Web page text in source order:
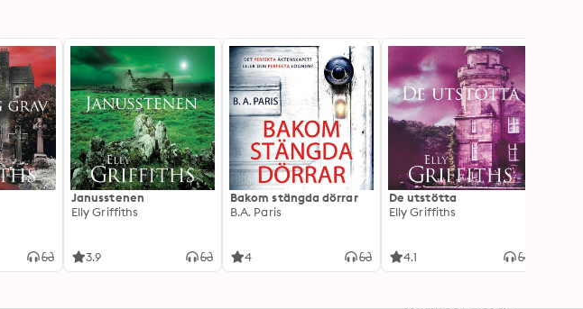
Janusstenen
Elly Griffiths
3.9
Bakom stängda dörrar
B.A. Paris
4
De utstötta
Elly Griffiths
4.1